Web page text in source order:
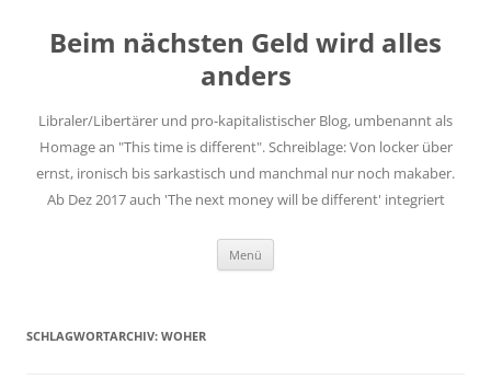
springen
Beim nächsten Geld wird alles
anders
Libraler/Libertärer und pro-kapitalistischer Blog, umbenannt als
Homage an "This time is different". Schreiblage: Von locker über
ernst, ironisch bis sarkastisch und manchmal nur noch makaber.
Ab Dez 2017 auch 'The next money will be different' integriert
Menü
SCHLAGWORTARCHIV: WOHER